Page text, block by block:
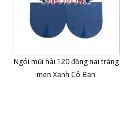
Ngói mũi hài 120 đồng nai tráng
men Xanh Cô Ban